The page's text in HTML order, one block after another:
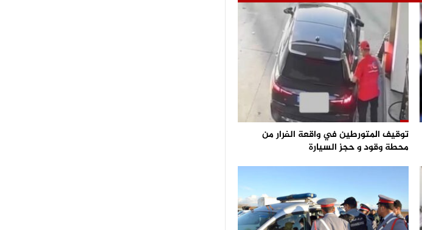
توقيف المتورطين في واقعة الفرار من
محطة وقود و حجز السيارة